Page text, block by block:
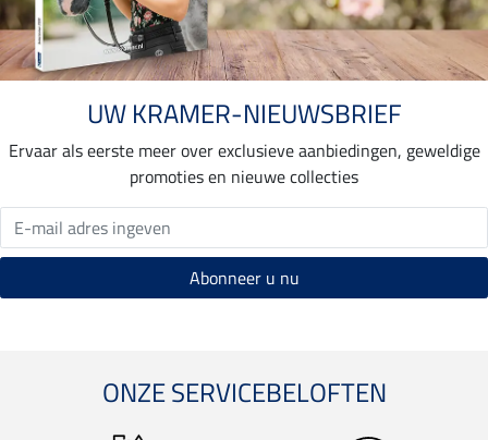
UW KRAMER-NIEUWSBRIEF
Ervaar als eerste meer over exclusieve aanbiedingen, geweldige
promoties en nieuwe collecties
ONZE SERVICEBELOFTEN